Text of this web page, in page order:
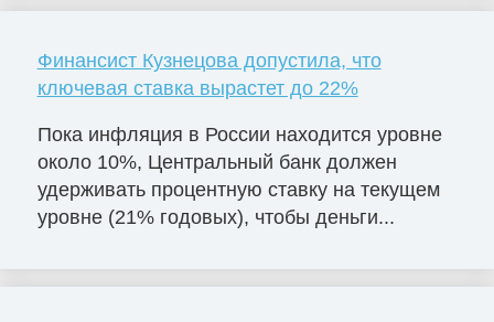
Финансист Кузнецова допустила, что
ключевая ставка вырастет до 22%
Пока инфляция в России находится уровне
около 10%, Центральный банк должен
удерживать процентную ставку на текущем
уровне (21% годовых), чтобы деньги...